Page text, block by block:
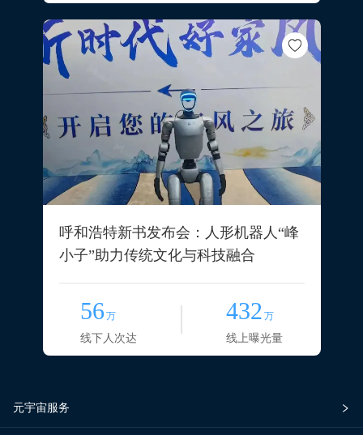
呼和浩特新书发布会：人形机器人“峰
小子”助力传统文化与科技融合
56 万
线下人次达
432 万
线上曝光量
元宇宙服务